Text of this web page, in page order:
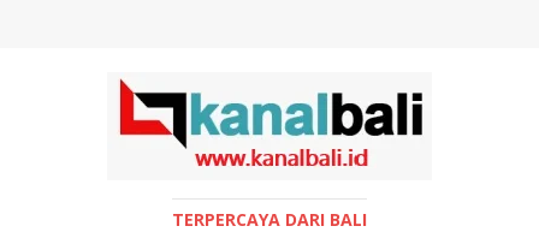
TERPERCAYA DARI BALI